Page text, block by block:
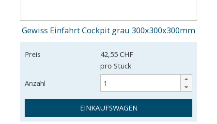
Gewiss Einfahrt Cockpit grau 300x300x300mm
Preis
42,55 CHF
pro Stück
Anzahl
EINKAUFSWAGEN